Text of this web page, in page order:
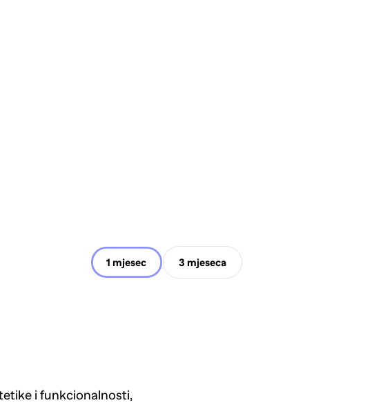
1 mjesec 3 mjeseca
i funkcionalnosti,